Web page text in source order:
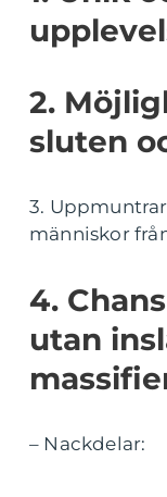
2.
sluten
3.
människor
4.
utan
– Nackdelar: